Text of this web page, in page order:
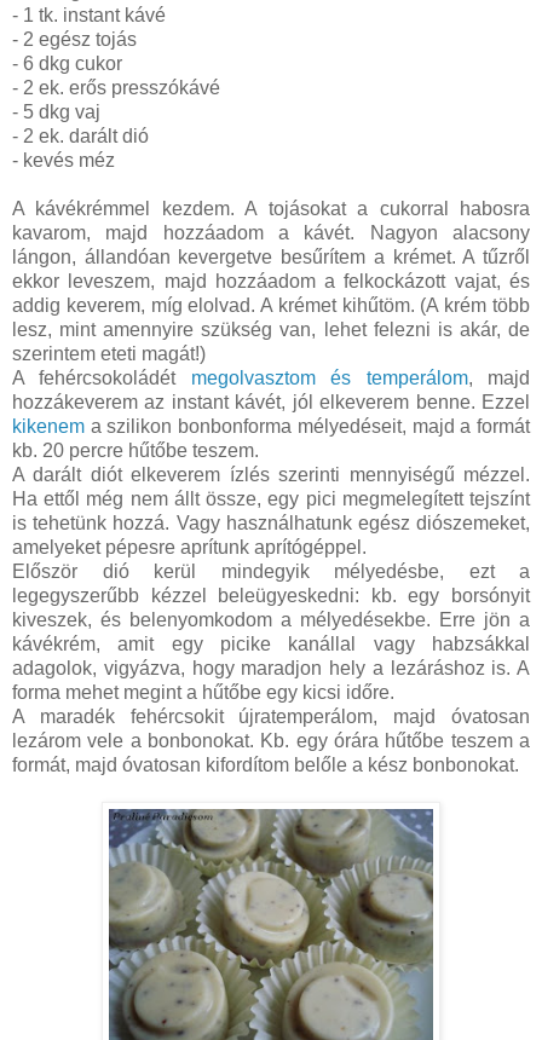
- 1 tk. instant kávé
- 2 egész tojás
- 6 dkg cukor
- 2 ek. erős presszókávé
- 5 dkg vaj
- 2 ek. darált dió
- kevés méz
A kávékrémmel kezdem. A tojásokat a cukorral habosra
kavarom, majd hozzáadom a kávét. Nagyon alacsony
lángon, állandóan kevergetve besűrítem a krémet. A tűzről
ekkor leveszem, majd hozzáadom a felkockázott vajat, és
addig keverem, míg elolvad. A krémet kihűtöm. (A krém több
lesz, mint amennyire szükség van, lehet felezni is akár, de
szerintem eteti magát!)
A fehércsokoládét megolvasztom és temperálom, majd
hozzákeverem az instant kávét, jól elkeverem benne. Ezzel
kikenem a szilikon bonbonforma mélyedéseit, majd a formát
kb. 20 percre hűtőbe teszem.
A darált diót elkeverem ízlés szerinti mennyiségű mézzel.
Ha ettől még nem állt össze, egy pici megmelegített tejszínt
is tehetünk hozzá. Vagy használhatunk egész diószemeket,
amelyeket pépesre aprítunk aprítógéppel.
Először dió kerül mindegyik mélyedésbe, ezt a
legegyszerűbb kézzel beleügyeskedni: kb. egy borsónyit
kiveszek, és belenyomkodom a mélyedésekbe. Erre jön a
kávékrém, amit egy picike kanállal vagy habzsákkal
adagolok, vigyázva, hogy maradjon hely a lezáráshoz is. A
forma mehet megint a hűtőbe egy kicsi időre.
A maradék fehércsokit újratemperálom, majd óvatosan
lezárom vele a bonbonokat. Kb. egy órára hűtőbe teszem a
formát, majd óvatosan kifordítom belőle a kész bonbonokat.